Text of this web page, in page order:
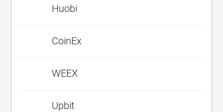
Huobi
CoinEx
WEEX
Upbit